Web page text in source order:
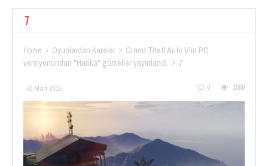
7
Home  Oyunlardan Kareler  Grand Theft Auto V'in PC
versiyonundan "Harika" görseller yayınlandı.  7
30 Mart 2015 0 1580